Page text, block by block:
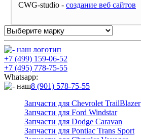
CWG-studio - cоздание веб сайтов
+7 (499) 159-06-52
+7 (495) 778-75-55
Whatsapp:
8 (901) 578-75-55
Запчасти для Chevrolet TrailBlazer
Запчасти для Ford Windstar
Запчасти для Dodge Caravan
Запчасти для Pontiac Trans Sport